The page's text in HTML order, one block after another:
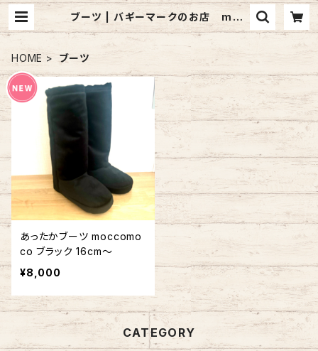
ブーツ | バギーマークのお店 mon
mignon pêche
HOME ブーツ
あったかブーツ moccomo
co ブラック 16cm～
¥8,000
CATEGORY